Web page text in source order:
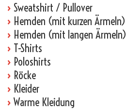
› Sweatshirt / Pullover
› Hemden (mit kurzen Ärmeln)
› Hemden (mit langen Ärmeln)
› T-Shirts
› Poloshirts
› Röcke
› Kleider
› Warme Kleidung